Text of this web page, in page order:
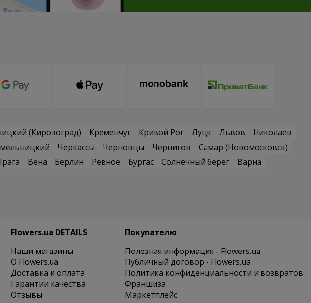
(Кировоград) Кременчуг Кривой Рог Луцк Львов
Николаев
Черкассы Черновцы Чернигов
Самар (Новомосковск)
Вена Берлин Ревное Бургас Солнечный берег
Варна
Flowers.ua DETAILS
Наши магазины
O Flowers.ua
Доставка и оплата
Гарантии качества
Отзывы
Покупателю
Полезная информация - Flowers.ua
Публичный договор - Flowers.ua
Политика конфиденциальности и возвратов
Франшиза
Маркетплейс